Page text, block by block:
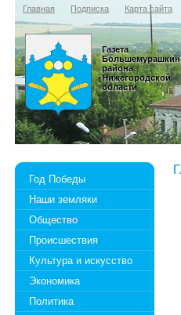
Главная Подписка Карта сайта
Газета
района
Нижегородской
области
Год Победы
Наши земляки
Общество
Происшествия
Культура и искусство
Экономика
Политика